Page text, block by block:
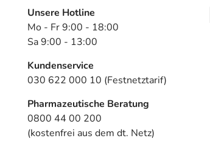
Unsere Hotline
Mo - Fr 9:00 - 18:00
Sa 9:00 - 13:00
Kundenservice
030 622 000 10 (Festnetztarif)
Pharmazeutische Beratung
0800 44 00 200
(kostenfrei aus dem dt. Netz)